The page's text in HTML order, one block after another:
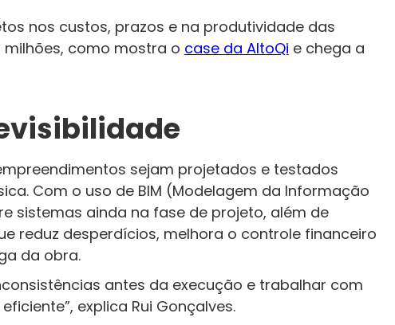
nos custos, prazos e na produtividade das
milhões, como mostra o case da AltoQi e chega a
sejam projetados e testados
Com o uso de BIM (Modelagem da Informação
sistemas ainda na fase de projeto, além de
reduz desperdícios, melhora o controle financeiro
da obra.
antes da execução e trabalhar com
explica Rui Gonçalves.